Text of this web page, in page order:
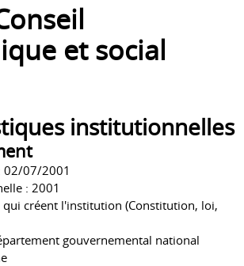
et social
institutionnelles
02/07/2001
: 2001
qui créent l'institution (Constitution, loi,
gouvernemental national